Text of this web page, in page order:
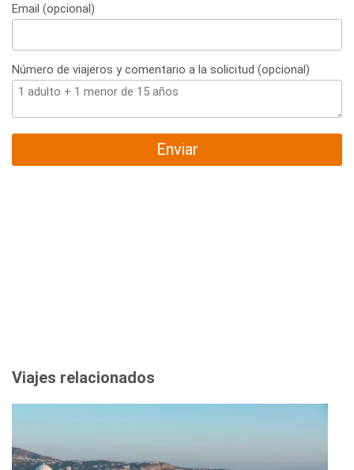
Email (opcional)
Número de viajeros y comentario a la solicitud (opcional)
Enviar
Viajes relacionados